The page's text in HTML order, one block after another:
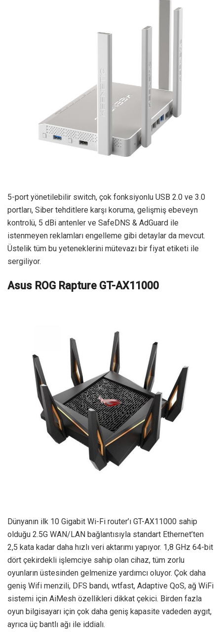
5-port yönetilebilir switch, çok fonksiyonlu USB 2.0 ve 3.0
portları, Siber tehditlere karşı koruma, gelişmiş ebeveyn
kontrolü, 5 dBi antenler ve SafeDNS & AdGuard ile
istenmeyen reklamları engelleme gibi detaylar da mevcut.
Üstelik tüm bu yeteneklerini mütevazı bir fiyat etiketi ile
sergiliyor.
Asus ROG Rapture GT-AX11000
Dünyanın ilk 10 Gigabit Wi-Fi router’ı GT-AX11000 sahip
olduğu 2.5G WAN/LAN bağlantısıyla standart Ethernet’ten
2,5 kata kadar daha hızlı veri aktarımı yapıyor. 1,8 GHz 64-bit
dört çekirdekli işlemciye sahip olan cihaz, tüm zorlu
oyunların üstesinden gelmenize yardımcı oluyor. Çok daha
geniş Wifi menzili, DFS bandı, wtfast, Adaptive QoS, ağ WiFi
sistemi için AiMesh özellikleri dikkat çekici. Birden fazla
oyun bilgisayarı için çok daha geniş kapasite vadeden aygıt,
ayrıca üç bantlı ağı ile iddialı.